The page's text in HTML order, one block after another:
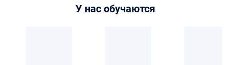
У нас обучаются